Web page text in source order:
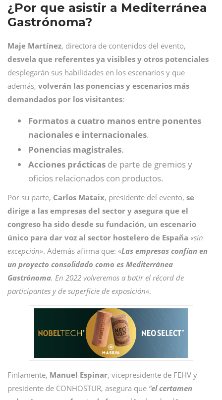
¿Por que asistir a Mediterránea
Gastrónoma?
Maje Martínez, directora de contenidos del evento,
desvela que referentes ya visibles y otros potenciales
desplegarán sus habilidades en los escenarios y que
además, volverán las ponencias y escenarios más
demandados por los visitantes:
Formatos a cuatro manos entre ponentes
nacionales e internacionales.
Ponencias magistrales.
Acciones prácticas de parte de gremios y
oficios relacionados con productos.
Por su parte, Carlos Mataix, presidente del evento, se
dirige a las empresas del sector y asegura que el
congreso ha sido desde su fundación, un escenario
único para dar voz al sector hostelero de España «sin
excepción». Además afirma que: «Las empresas confían en
un proyecto consolidado como es Mediterránea
Gastrónoma. En 2022 volveremos a batir el récord de
participantes y de superficie de exposición«.
Finlamente, Manuel Espinar, vicepresidente de FEHV y
presidente de CONHOSTUR, asegura que “el certamen